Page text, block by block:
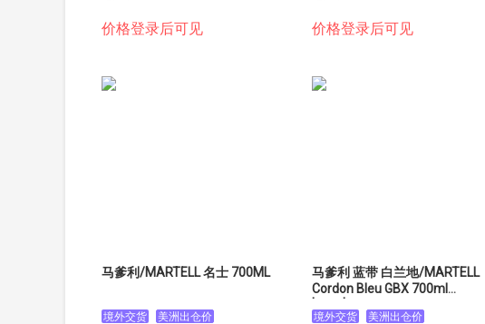
价格登录后可见 价格登录后可见
马爹利/MARTELL 名士 700ML
境外交货
美洲出仓价
马爹利 蓝带 白兰地/MARTELL
Cordon Bleu GBX 700ml
brandy
境外交货
美洲出仓价